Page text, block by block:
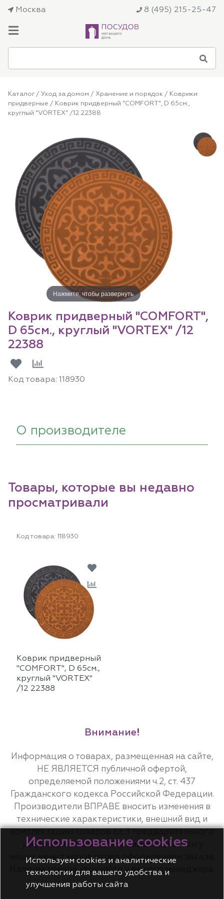
Москва 8 (495) 215-25-47
Каталог/ Уход за домом / Хранение и порядок / Коврики
придверные / Коврик придверный "COMFORT", D 65см.,
круглый "VORTEX" /12 22388
Нажмите, чтобы развернуть
Коврик придверный "COMFORT",
D 65см., круглый "VORTEX" /12
22388
Код товара: 118930
О производителе
Товары, которые вы недавно
просматривали
Код товара: 118930
Коврик придверный
"COMFORT", D 65см.,
круглый "VORTEX"
/12 22388
Внимание!
Информация о товарах, размещенная на сайте,
НЕ ЯВЛЯЕТСЯ публичной офертой,
определяемой положениями ч.2, ст. 437
Гражданского кодекса Российской Федерации.
Производители ВПРАВЕ вносить изменения в
технические характеристики, внешний вид и
уведомления. Уточняйте характеристики у
наших менеджеров перед оформлением заказа.
Наличие товара уточняйте у вашего менеджера.
Использование cookies
Используем cookies и аналитические
технологии для вашего удобства и
улучшения работы сайта